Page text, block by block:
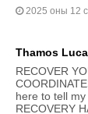
2025 оны 12
Thamos
RECOVER
here to tell
RECOVERY